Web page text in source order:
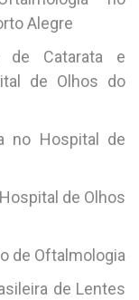
Alegre
de Catarata e
de Olhos do
no Hospital de
de Olhos
de Oftalmologia
de Lentes